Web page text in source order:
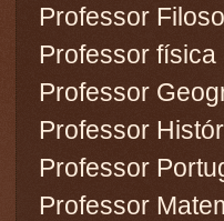
Professor